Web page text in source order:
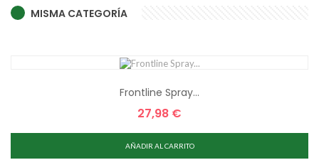
MISMA CATEGORÍA
Frontline Spray...
Precio
27,98 €
AÑADIR AL CARRITO